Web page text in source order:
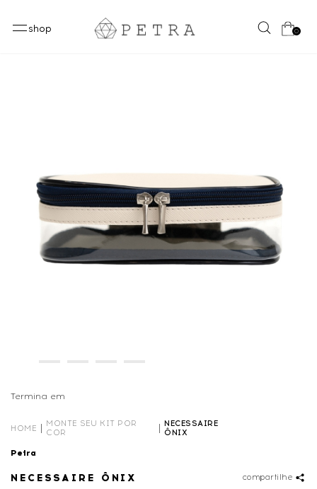
shop 0
Termina em
HOME
MONTE SEU KIT POR
COR
NECESSAIRE
ÔNIX
Petra
NECESSAIRE ÔNIX compartilhe